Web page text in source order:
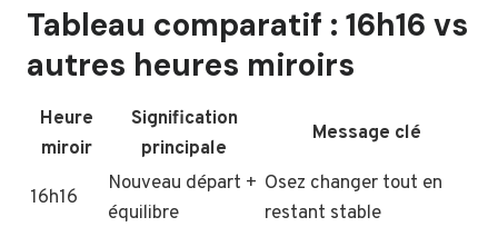
Tableau comparatif : 16h16 vs
autres heures miroirs
Heure
miroir
Signification
principale
Message clé
16h16
Nouveau départ +
équilibre
Osez changer tout en
restant stable